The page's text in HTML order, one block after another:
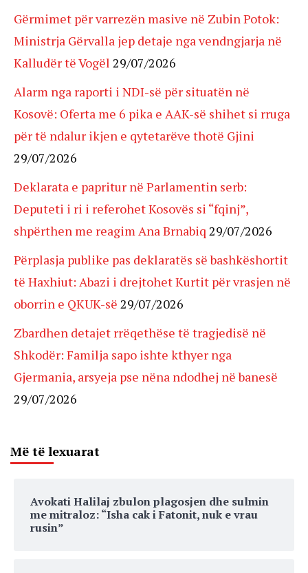
Gërmimet për varrezën masive në Zubin Potok:
Ministrja Gërvalla jep detaje nga vendngjarja në
Kalludër të Vogël 29/07/2026
Alarm nga raporti i NDI-së për situatën në
Kosovë: Oferta me 6 pika e AAK-së shihet si rruga
për të ndalur ikjen e qytetarëve thotë Gjini
29/07/2026
Deklarata e papritur në Parlamentin serb:
Deputeti i ri i referohet Kosovës si “fqinj”,
shpërthen me reagim Ana Brnabiq 29/07/2026
Përplasja publike pas deklaratës së bashkëshortit
të Haxhiut: Abazi i drejtohet Kurtit për vrasjen në
oborrin e QKUK-së 29/07/2026
Zbardhen detajet rrëqethëse të tragjedisë në
Shkodër: Familja sapo ishte kthyer nga
Gjermania, arsyeja pse nëna ndodhej në banesë
29/07/2026
Më të lexuarat
Avokati Halilaj zbulon plagosjen dhe sulmin
me mitraloz: “Isha cak i Fatonit, nuk e vrau
rusin”